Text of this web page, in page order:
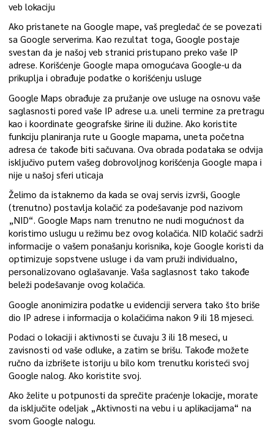
veb lokaciju
Ako pristanete na Google mape, vaš pregledač će se povezati
sa Google serverima. Kao rezultat toga, Google postaje
svestan da je našoj veb stranici pristupano preko vaše IP
adrese. Korišćenje Google mapa omogućava Google-u da
prikuplja i obrađuje podatke o korišćenju usluge
Google Maps obrađuje za pružanje ove usluge na osnovu vaše
saglasnosti pored vaše IP adrese u.a. uneli termine za pretragu
kao i koordinate geografske širine ili dužine. Ako koristite
funkciju planiranja rute u Google mapama, uneta početna
adresa će takođe biti sačuvana. Ova obrada podataka se odvija
isključivo putem vašeg dobrovoljnog korišćenja Google mapa i
nije u našoj sferi uticaja
Želimo da istaknemo da kada se ovaj servis izvrši, Google
(trenutno) postavlja kolačić za podešavanje pod nazivom
„NID“. Google Maps nam trenutno ne nudi mogućnost da
koristimo uslugu u režimu bez ovog kolačića. NID kolačić sadrži
informacije o vašem ponašanju korisnika, koje Google koristi da
optimizuje sopstvene usluge i da vam pruži individualno,
personalizovano oglašavanje. Vaša saglasnost tako takođe
beleži podešavanje ovog kolačića.
Google anonimizira podatke u evidenciji servera tako što briše
dio IP adrese i informacija o kolačićima nakon 9 ili 18 mjeseci.
Podaci o lokaciji i aktivnosti se čuvaju 3 ili 18 meseci, u
zavisnosti od vaše odluke, a zatim se brišu. Takođe možete
ručno da izbrišete istoriju u bilo kom trenutku koristeći svoj
Google nalog. Ako koristite svoj.
Ako želite u potpunosti da sprečite praćenje lokacije, morate
da isključite odeljak „Aktivnosti na vebu i u aplikacijama“ na
svom Google nalogu.